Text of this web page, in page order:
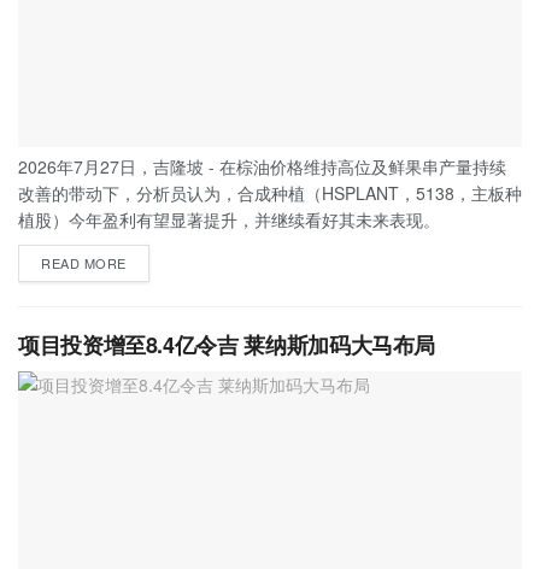
2026年7月27日，吉隆坡 - 在棕油价格维持高位及鲜果串产量持续
改善的带动下，分析员认为，合成种植（HSPLANT，5138，主板种
植股）今年盈利有望显著提升，并继续看好其未来表现。
READ MORE
项目投资增至8.4亿令吉 莱纳斯加码大马布局